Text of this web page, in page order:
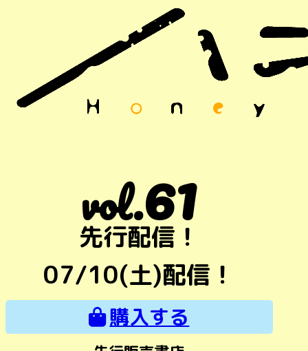
vol.61
先行配信！
07/10(土)配信！
購入する